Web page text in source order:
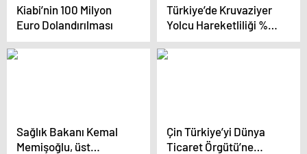
Kiabi’nin 100 Milyon
Euro Dolandırılması
Türkiye’de Kruvaziyer
Yolcu Hareketliliği %34
Arttı
Sağlık Bakanı Kemal
Memişoğlu, üst
Çin Türkiye’yi Dünya
Ticaret Örgütü’ne